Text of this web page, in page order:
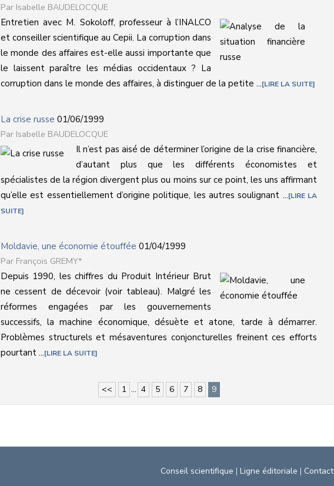
Isabelle BAUDELOCQUE
Entretien avec M. Sokoloff, professeur à l’INALCO
et conseiller scientifique au Cepii. La corruption dans
le monde des affaires est-elle aussi importante que
le laissent paraître les médias occidentaux ? La
corruption dans le monde des affaires, à distinguer de la petite ... LIRE LA SUITE
La crise russe 01/06/1999
Isabelle BAUDELOCQUE
Il n’est pas aisé de déterminer l’origine de la crise financière,
d’autant plus que les différents économistes et
spécialistes de la région divergent plus ou moins sur ce point, les uns affirmant
qu’elle est essentiellement d’origine politique, les autres soulignant ... LIRE LA
SUITE
Moldavie, une économie étouffée 01/04/1999
François GREMY*
Depuis 1990, les chiffres du Produit Intérieur Brut
ne cessent de décevoir (voir tableau). Malgré les
réformes engagées par les gouvernements
successifs, la machine économique, désuète et atone, tarde à démarrer.
Problèmes structurels et mésaventures conjoncturelles freinent ces efforts
pourtant ... LIRE LA SUITE
<< 1 ... 4 5 6 7 8 9
Conseil scientifique | Ligne éditoriale | Contact